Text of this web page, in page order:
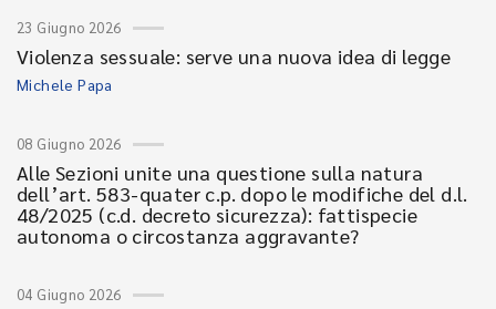
23 Giugno 2026
Violenza sessuale: serve una nuova idea di legge
Michele Papa
08 Giugno 2026
Alle Sezioni unite una questione sulla natura
dell’art. 583-quater c.p. dopo le modifiche del d.l.
48/2025 (c.d. decreto sicurezza): fattispecie
autonoma o circostanza aggravante?
04 Giugno 2026